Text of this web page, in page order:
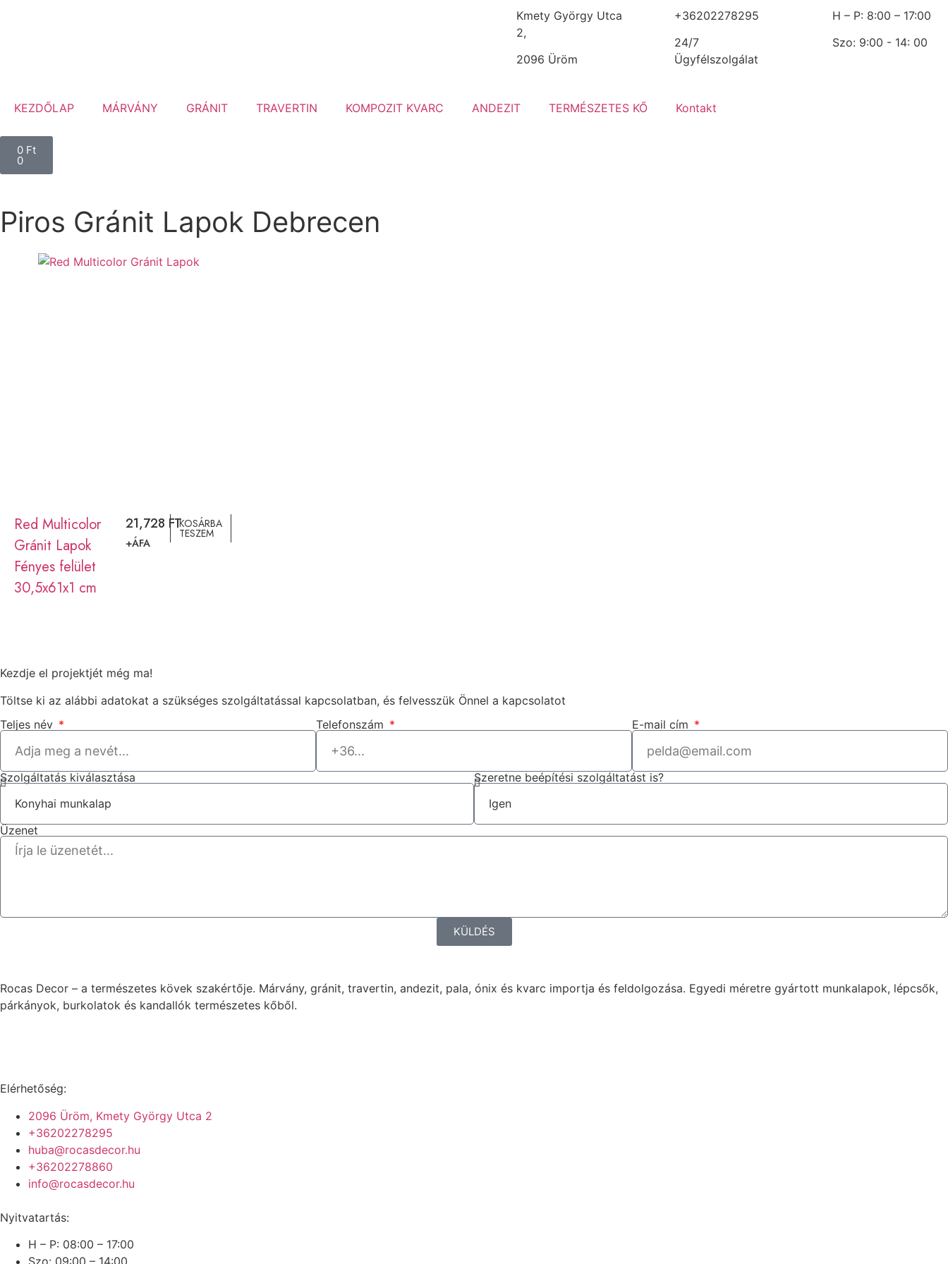
Kmety György Utca
2,
2096 Üröm
+36202278295
24/7
Ügyfélszolgálat
H – P: 8:00 – 17:00
Szo: 9:00 - 14: 00
KEZDŐLAP MÁRVÁNY GRÁNIT TRAVERTIN KOMPOZIT KVARC ANDEZIT TERMÉSZETES KŐ Kontakt
0 Ft
0
Piros Gránit Lapok Debrecen
Red Multicolor
Gránit Lapok
Fényes felület
30,5x61x1 cm
21,728 FT
+ÁFA
KOSÁRBA
TESZEM
Kezdje el projektjét még ma!
Töltse ki az alábbi adatokat a szükséges szolgáltatással kapcsolatban, és felvesszük Önnel a kapcsolatot
Teljes név
Telefonszám E-mail cím
Szolgáltatás kiválasztása Szeretne beépítési szolgáltatást is?
Üzenet
KÜLDÉS
Rocas Decor – a természetes kövek szakértője. Márvány, gránit, travertin, andezit, pala, ónix és kvarc importja és feldolgozása. Egyedi méretre gyártott munkalapok, lépcsők,
párkányok, burkolatok és kandallók természetes kőből.
Elérhetőség:
2096 Üröm, Kmety György Utca 2
+36202278295
huba@rocasdecor.hu
+36202278860
info@rocasdecor.hu
Nyitvatartás:
H – P: 08:00 – 17:00